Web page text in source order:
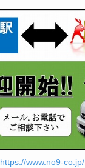
https://www.no9-co.jp/